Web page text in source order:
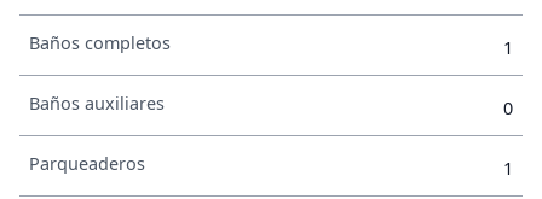
Baños completos 1
Baños auxiliares 0
Parqueaderos 1